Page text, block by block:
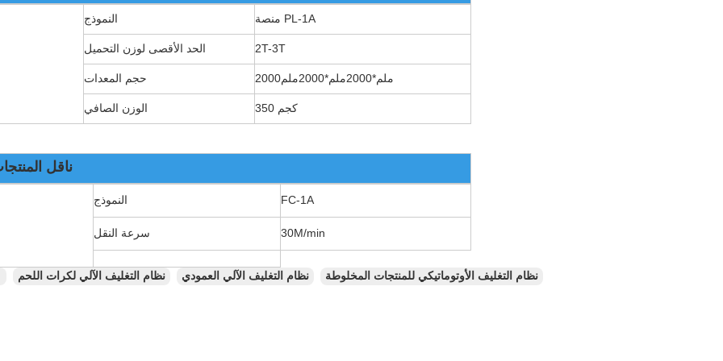
النموذج منصة PL-1A
الحد الأقصى لوزن التحميل 2T-3T
حجم المعدات 2000ملم*2000ملم*2000ملم
الوزن الصافي 350 كجم
ناقل
النموذج FC-1A
سرعة النقل 30M/min
نظام التغليف الآلي لكرات اللحم نظام التغليف الآلي العمودي نظام التغليف الأوتوماتيكي للمنتجات المخلوطة